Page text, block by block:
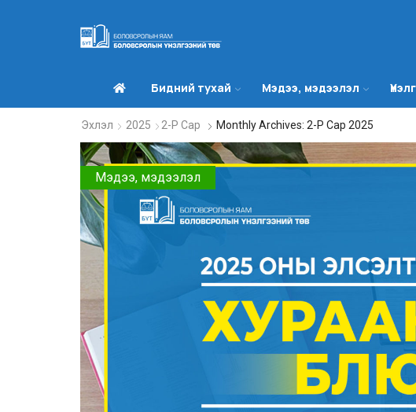
Бидний тухай Мэдээ, мэдээлэл
Эхлэл 2025 2-Р Сар Monthly Archives: 2-Р Сар 2025
Мэдээ, мэдээлэл